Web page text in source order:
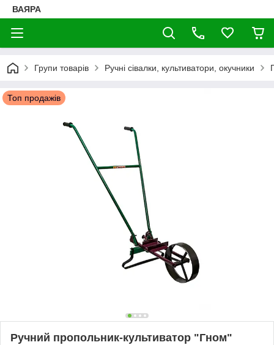
ВАЯРА
Групи товарів Ручні сівалки, культиватори, окучники
Топ продажів
Ручний пропольник-культиватор "Гном"